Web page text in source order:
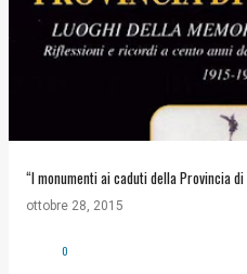
“I monumenti ai caduti della Provincia
ottobre 28, 2015
0